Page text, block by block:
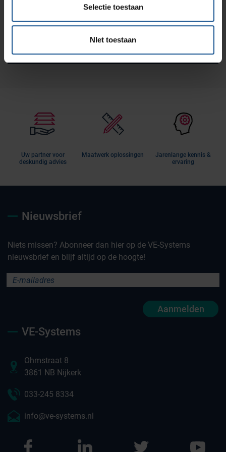
Selectie toestaan
NIet toestaan
Wilt u meer informatie over VE-Systems of onze
Informatie aanvragen
Uw partner voor
deskundig advies
Maatwerk oplossingen
Jarenlange kennis &
ervaring
Nieuwsbrief
Niets missen? Abonneer dan hier op de VE-Systems
nieuwsbrief en blijf altijd op de hoogte!
Aanmelden
VE-Systems
Ohmstraat 8
3861 NB Nijkerk
033-245 8334
info@ve-systems.nl